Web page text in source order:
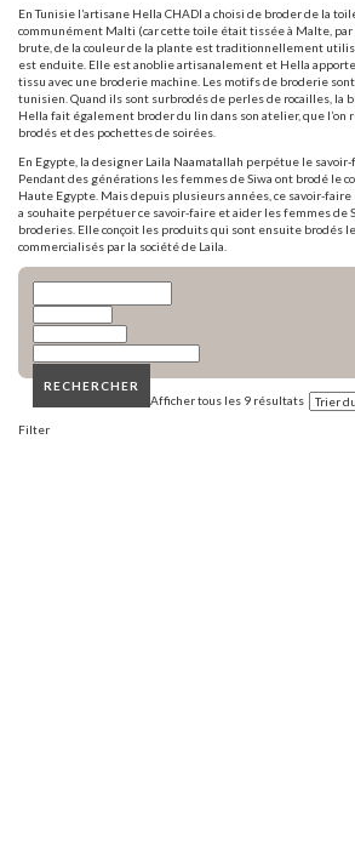
En Tunisie l’artisane Hella CHADI a choisi de broder de la
communément Malti (car cette toile était tissée à Malte, par
brute, de la couleur de la plante est traditionnellement
est enduite. Elle est anoblie artisanalement et Hella
tissu avec une broderie machine. Les motifs de broderie
tunisien. Quand ils sont surbrodés de perles de rocailles, la
Hella fait également broder du lin dans son atelier, que l’on
brodés et des pochettes de soirées.
En Egypte, la designer Laila Naamatallah perpétue le savoir-
Pendant des générations les femmes de Siwa ont brodé le
Haute Egypte. Mais depuis plusieurs années, ce savoir-faire
a souhaite perpétuer ce savoir-faire et aider les femmes de
broderies. Elle conçoit les produits qui sont ensuite brodés
commercialisés par la société de Laila.
​RECHERCHER
Afficher tous les 9 résultats
Filter